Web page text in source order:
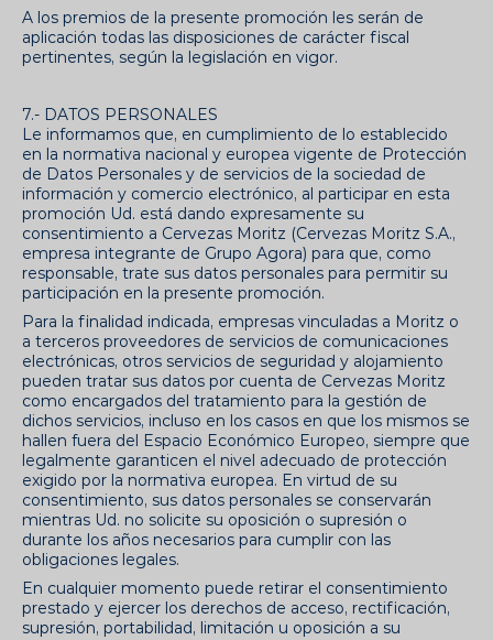
A los premios de la presente promoción les serán de
aplicación todas las disposiciones de carácter fiscal
pertinentes, según la legislación en vigor.
7.- DATOS PERSONALES
Le informamos que, en cumplimiento de lo establecido
en la normativa nacional y europea vigente de Protección
de Datos Personales y de servicios de la sociedad de
información y comercio electrónico, al participar en esta
promoción Ud. está dando expresamente su
consentimiento a Cervezas Moritz (Cervezas Moritz S.A.,
empresa integrante de Grupo Agora) para que, como
responsable, trate sus datos personales para permitir su
participación en la presente promoción.
Para la finalidad indicada, empresas vinculadas a Moritz o
a terceros proveedores de servicios de comunicaciones
electrónicas, otros servicios de seguridad y alojamiento
pueden tratar sus datos por cuenta de Cervezas Moritz
como encargados del tratamiento para la gestión de
dichos servicios, incluso en los casos en que los mismos se
hallen fuera del Espacio Económico Europeo, siempre que
legalmente garanticen el nivel adecuado de protección
exigido por la normativa europea. En virtud de su
consentimiento, sus datos personales se conservarán
mientras Ud. no solicite su oposición o supresión o
durante los años necesarios para cumplir con las
obligaciones legales.
En cualquier momento puede retirar el consentimiento
prestado y ejercer los derechos de acceso, rectificación,
supresión, portabilidad, limitación u oposición a su